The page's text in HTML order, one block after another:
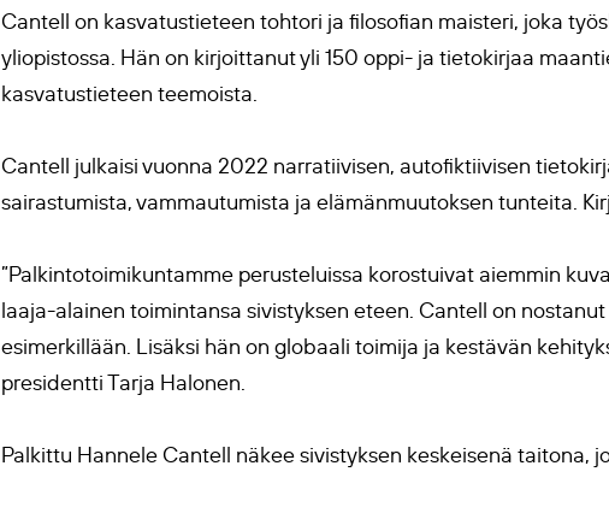
Cantell on kasvatustieteen tohtori ja filosofian maisteri, joka
yliopistossa. Hän on kirjoittanut yli 150 oppi- ja tietokirjaa
kasvatustieteen teemoista.
Cantell julkaisi vuonna 2022 narratiivisen, autofiktiivisen
sairastumista, vammautumista ja elämänmuutoksen tunteita.
”Palkintotoimikuntamme perusteluissa korostuivat aiemmin
laaja-alainen toimintansa sivistyksen eteen. Cantell on
esimerkillään. Lisäksi hän on globaali toimija ja kestävän
presidentti Tarja Halonen.
Palkittu Hannele Cantell näkee sivistyksen keskeisenä taitona,